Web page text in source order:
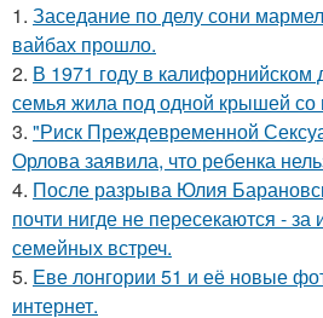
1. Заседание по делу сони
вайбах прошло.
2. В 1971 году в
семья жила под одной крышей
3. "Риск Преждевременной
Орлова заявила, что ребенка
4. После разрыва Юлия
почти нигде не пересекаются -
семейных встреч.
5. Еве лонгории 51 и её новые
интернет.